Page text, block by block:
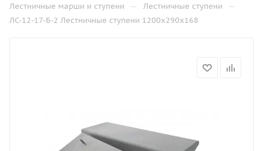
Лестничные марши и ступени — Лестничные ступени —
ЛС-12-17-Б-2 Лестничные ступени 1200х290х168